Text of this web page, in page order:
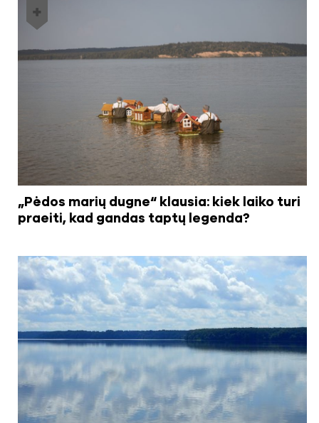
„Pėdos marių dugne“ klausia: kiek laiko turi
praeiti, kad gandas taptų legenda?